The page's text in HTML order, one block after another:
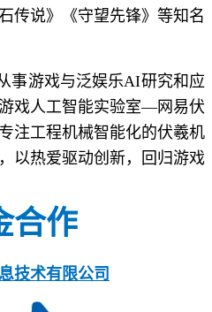
传说》《守望先锋》等知名
事游戏与泛娱乐AI研究和应
戏人工智能实验室—网易伏
注工程机械智能化的伏羲机
以热爱驱动创新，回归游戏
合作
技术有限公司